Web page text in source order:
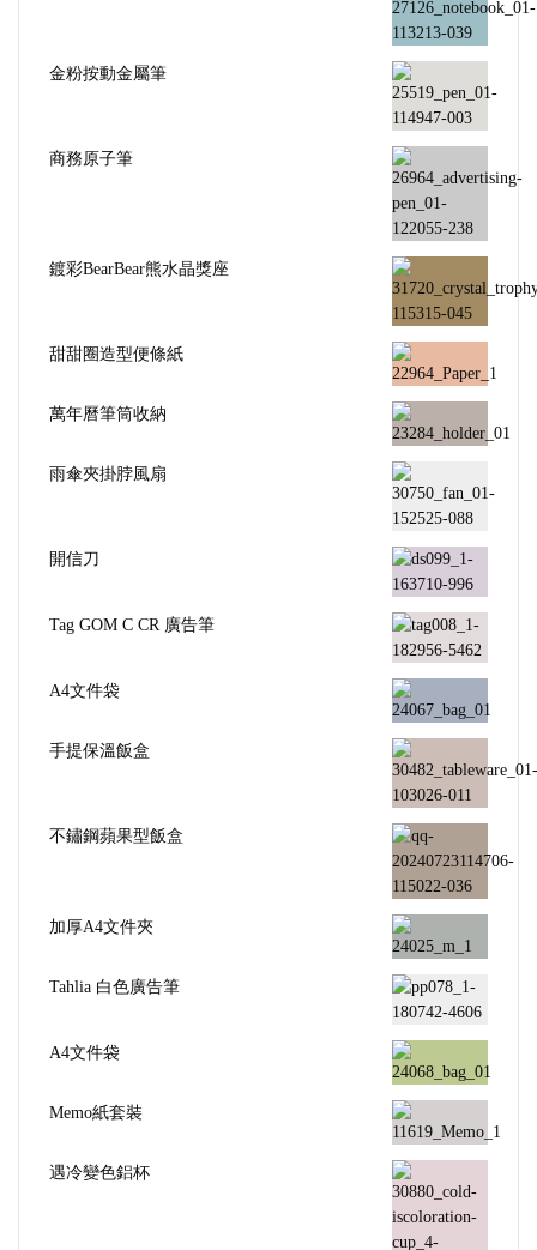
金粉按動金屬筆
商務原子筆
鍍彩BearBear熊水晶獎座
甜甜圈造型便條紙
萬年曆筆筒收納
雨傘夾掛脖風扇
開信刀
Tag GOM C CR 廣告筆
A4文件袋
手提保溫飯盒
不鏽鋼蘋果型飯盒
加厚A4文件夾
Tahlia 白色廣告筆
A4文件袋
Memo紙套裝
遇冷變色鋁杯